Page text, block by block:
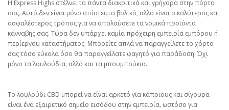
Η Express Highs στέλνει τα πάντα διακριτικά και γρήγορα στην πόρτα
σας. Αυτό δεν είναι μόνο απίστευτα βολικό, αλλά είναι ο καλύτερος και
ασφαλέστερος τρόπος για να απολαύσετε τα νομικά προϊόντα
κάνναβης σας. Τώρα δεν υπάρχει καμία πρόχειρη εμπειρία εμπόρου ή
περίεργου καταστήματος. Μπορείτε απλά να παραγγείλετε το χόρτο
σας τόσο εύκολα όσο θα παραγγείλατε φαγητό για παράδοση. Όχι
μόνο τα λουλούδια, αλλά και τα μπουμπούκια.
Το λουλούδι CBD μπορεί να είναι αρκετό για κάποιους και σίγουρα
είναι ένα εξαιρετικό σημείο εισόδου στην εμπειρία, ωστόσο για